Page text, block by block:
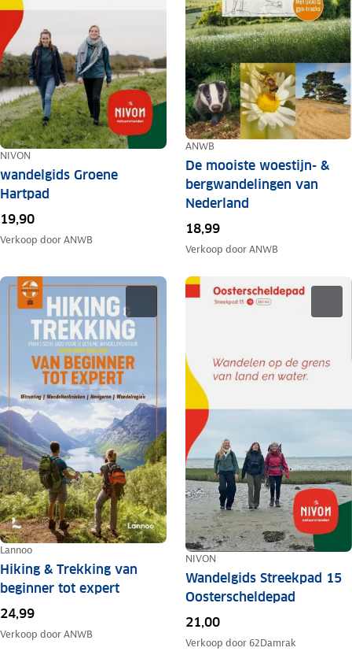
NIVON
wandelgids Groene
Hartpad
19,90
Verkoop doorANWB
ANWB
De mooiste woestijn- &
bergwandelingen van
Nederland
18,99
Verkoop doorANWB
Lannoo
Hiking & Trekking van
beginner tot expert
24,99
Verkoop doorANWB
NIVON
Wandelgids Streekpad 15
Oosterscheldepad
21,00
Verkoop door 62Damrak